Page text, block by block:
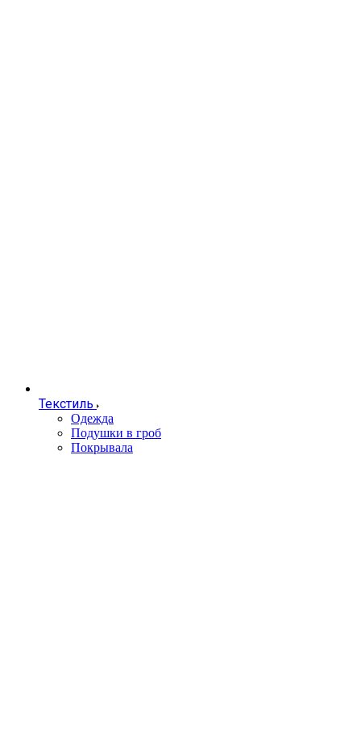
Текстиль
Одежда
Подушки в гроб
Покрывала